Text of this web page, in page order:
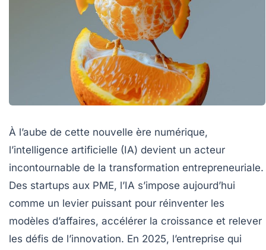
À l’aube de cette nouvelle ère numérique,
l’intelligence artificielle (IA) devient un acteur
incontournable de la transformation entrepreneuriale.
Des startups aux PME, l’IA s’impose aujourd’hui
comme un levier puissant pour réinventer les
modèles d’affaires, accélérer la croissance et relever
les défis de l’innovation. En 2025, l’entreprise qui